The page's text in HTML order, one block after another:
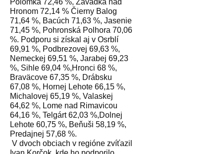
Polomka 72,46 %, Závadka nad
Hronom 72,14 % Čierny Balog
71,64 %, Bacúch 71,63 %, Jasenie
71,45 %, Pohronská Polhora 70,06
%. Podporu si získal aj v Osrblí
69,91 %, Podbrezovej 69,63 %,
Nemeckej 69,51 %, Jarabej 69,23
%, Sihle 69,04 %,Hronci 68 %,
Braväcove 67,35 %, Drábsku
67,08 %, Hornej Lehote 66,15 %,
Michalovej 65,19 %, Valaskej
64,62 %, Lome nad Rimavicou
64,16 %, Telgárt 62,03 %,Dolnej
Lehote 60,75 %, Beňuši 58,19 %,
Predajnej 57,68 %.
V dvoch obciach v regióne zvíťazil